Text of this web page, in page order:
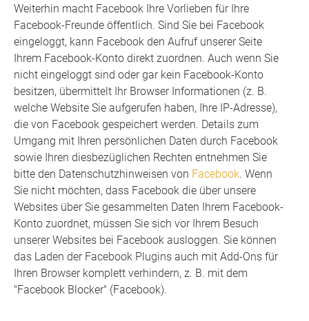
Weiterhin macht Facebook Ihre Vorlieben für Ihre
Facebook-Freunde öffentlich. Sind Sie bei Facebook
eingeloggt, kann Facebook den Aufruf unserer Seite
Ihrem Facebook-Konto direkt zuordnen. Auch wenn Sie
nicht eingeloggt sind oder gar kein Facebook-Konto
besitzen, übermittelt Ihr Browser Informationen (z. B.
welche Website Sie aufgerufen haben, Ihre IP-Adresse),
die von Facebook gespeichert werden. Details zum
Umgang mit Ihren persönlichen Daten durch Facebook
sowie Ihren diesbezüglichen Rechten entnehmen Sie
bitte den Datenschutzhinweisen von Facebook. Wenn
Sie nicht möchten, dass Facebook die über unsere
Websites über Sie gesammelten Daten Ihrem Facebook-
Konto zuordnet, müssen Sie sich vor Ihrem Besuch
unserer Websites bei Facebook ausloggen. Sie können
das Laden der Facebook Plugins auch mit Add-Ons für
Ihren Browser komplett verhindern, z. B. mit dem
"Facebook Blocker" (Facebook).